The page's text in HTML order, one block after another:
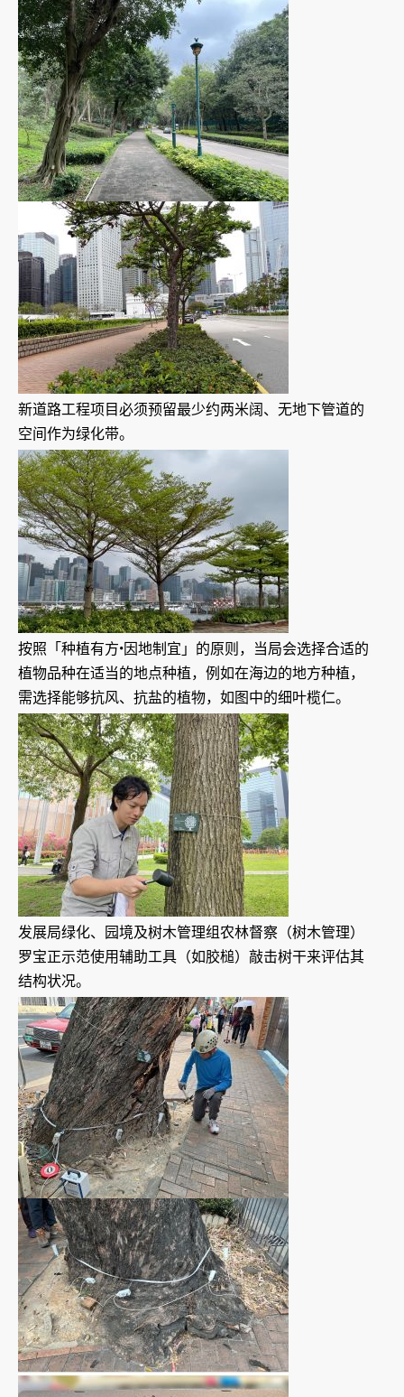
新道路工程项目必须预留最少约两米阔、无地下管道的
空间作为绿化带。
按照「种植有方•因地制宜」的原则，当局会选择合适的
植物品种在适当的地点种植，例如在海边的地方种植，
需选择能够抗风、抗盐的植物，如图中的细叶榄仁。
发展局绿化、园境及树木管理组农林督察（树木管理）
罗宝正示范使用辅助工具（如胶槌）敲击树干来评估其
结构状况。